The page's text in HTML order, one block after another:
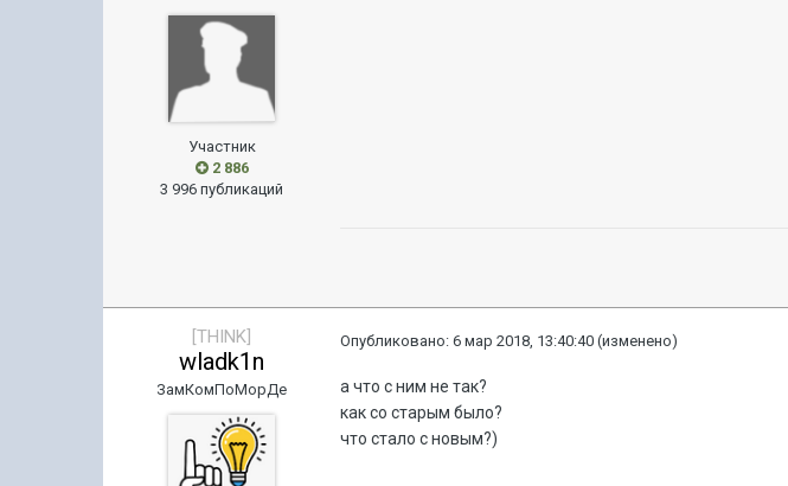
Участник
2 886
3 996 публикаций
[THINK]
wladk1n
ЗамКомПоМорДе
Опубликовано:6 мар 2018, 13:40:40 (изменено)
а что с ним не так?
как со старым было?
что стало с новым?)